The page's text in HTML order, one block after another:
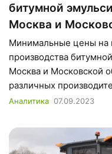
битумной
Москва и
Минимальные цены на
производства
Москва и Московской
различных
Аналитика 07.09.2023